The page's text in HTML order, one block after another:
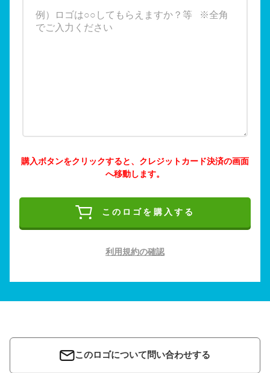
購入ボタンをクリックすると、クレジットカード決済の画面
へ移動します。
このロゴを購入する
利用規約の確認
このロゴについて問い合わせする